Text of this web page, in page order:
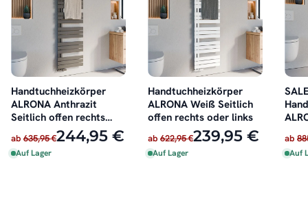
Handtuchheizkörper
ALRONA Anthrazit
Seitlich offen rechts
oder links
ab 635,95 €244,95 €
Auf Lager
Handtuchheizkörper
ALRONA Weiß Seitlich
offen rechts oder links
ab 622,95 €239,95 €
Auf Lager
ab
Auf